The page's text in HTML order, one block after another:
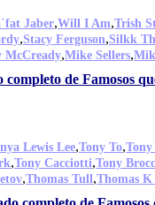
Jaber,Will I Am,Trish
,Stacy Ferguson,Silkk
McCready,Mike Sellers,
completo de Famosos
Lewis Lee,Tony To,Tony
,Tony Cacciotti,Tony
,Thomas Tull,Thomas